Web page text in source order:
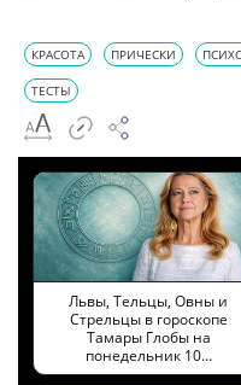
КРАСОТА ПРИЧЕСКИ
ТЕСТЫ
Львы, Тельцы, Овны и
Стрельцы в гороскопе
Тамары Глобы на
понедельник 10…